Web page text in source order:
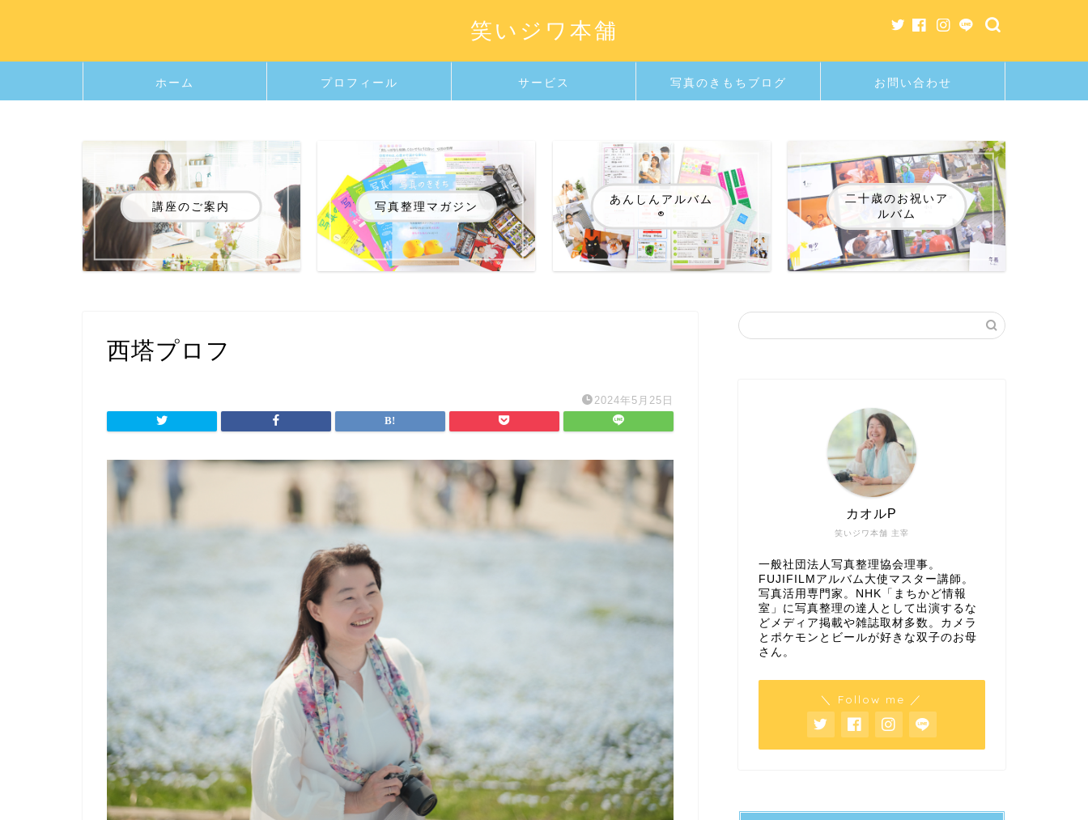
笑いジワ本舗
ホーム プロフィール サービス 写真のきもちブログ お問い合わせ
講座のご案内 写真整理マガジン
あんしんアルバム
®️
二十歳のお祝いア
ルバム
西塔プロフ
2024年5月25日
笑いジワ本舗 主宰
カオルP
一般社団法人写真整理協会理事。
FUJIFILMアルバム大使マスター講師。
写真活用専門家。NHK「まちかど情報
室」に写真整理の達人として出演するな
どメディア掲載や雑誌取材多数。カメラ
とポケモンとビールが好きな双子のお母
さん。
＼ Follow me ／